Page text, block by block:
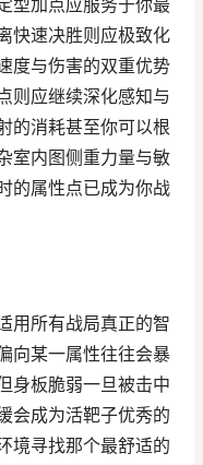
型加点应服务于你最
快速决胜则应极致化
度与伤害的双重优势
则应继续深化感知与
的消耗甚至你可以根
室内图侧重力量与敏
的属性点已成为你战
用所有战局真正的智
向某一属性往往会暴
身板脆弱一旦被击中
会成为活靶子优秀的
境寻找那个最舒适的